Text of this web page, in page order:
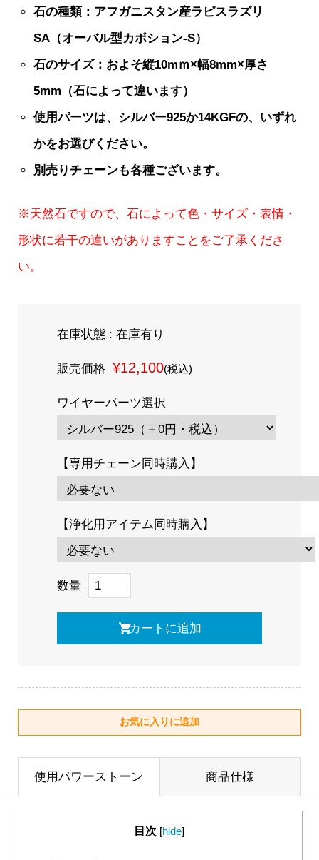
石の種類：アフガニスタン産ラピスラズリ
SA（オーバル型カボション-S）
石のサイズ：およそ縦10mｍ×幅8mm×厚さ
5mm（石によって違います）
使用パーツは、シルバー925か14KGFの、いずれ
かをお選びください。
別売りチェーンも各種ございます。
※天然石ですので、石によって色・サイズ・表情・
形状に若干の違いがありますことをご了承くださ
い。
在庫状態 : 在庫有り
販売価格 ¥12,100(税込)
ワイヤーパーツ選択
【専用チェーン同時購入】
【浄化用アイテム同時購入】
数量
使用パワーストーン 商品仕様
目次 [hide]